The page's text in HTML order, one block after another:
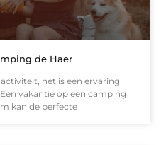
de Haer
het is een ervaring
vakantie op een camping
kan de perfecte